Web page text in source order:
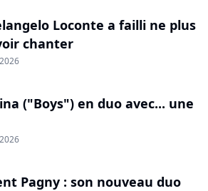
Loconte a failli ne plus
chanter
("Boys") en duo avec... une
Pagny : son nouveau duo